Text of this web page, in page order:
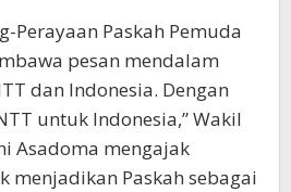
Perayaan Paskah Pemuda
pesan mendalam
dan Indonesia. Dengan
untuk Indonesia,” Wakil
Asadoma mengajak
menjadikan Paskah sebagai